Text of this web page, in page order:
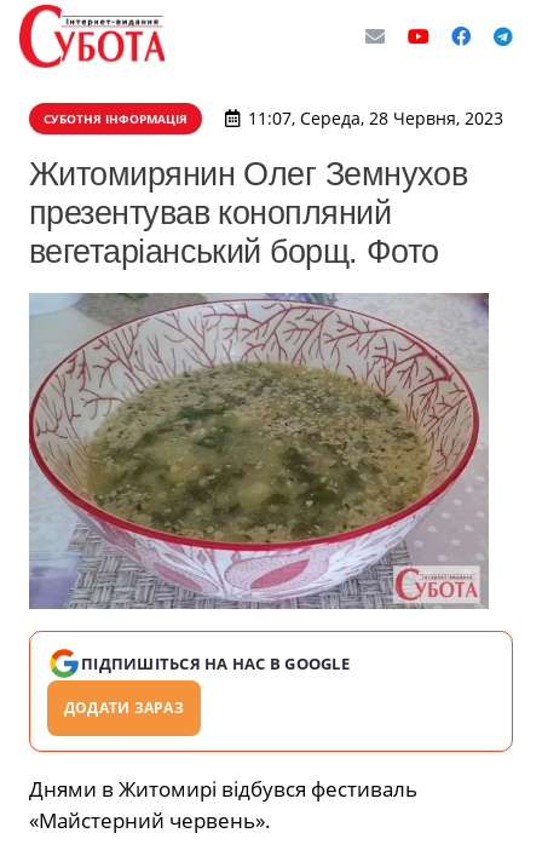
СУБОТНЯ ІНФОРМАЦІЯ 11:07, Середа, 28 Червня, 2023
Житомирянин Олег Земнухов
презентував конопляний
вегетаріанський борщ. Фото
ПІДПИШІТЬСЯ НА НАС В GOOGLE
ДОДАТИ ЗАРАЗ
Днями в Житомирі відбувся фестиваль
«Майстерний червень».